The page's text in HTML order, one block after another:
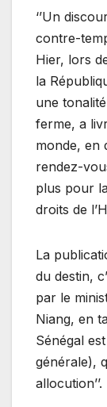
‘’Un
contre-
Hier, lors
la
une
ferme, a
monde, en
rendez-
plus pour
droits de
La
du destin,
par le
Niang, en
Sénégal
générale),
allocution’’.